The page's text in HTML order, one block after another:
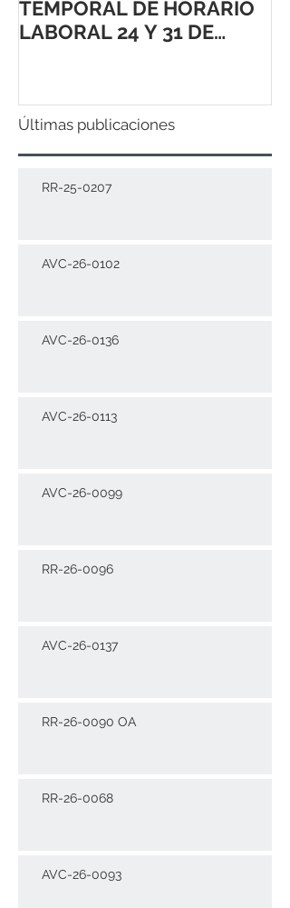
TEMPORAL DE HORARIO
LABORAL 24 Y 31 DE
Últimas publicaciones
RR-25-0207
AVC-26-0102
AVC-26-0136
AVC-26-0113
AVC-26-0099
RR-26-0096
AVC-26-0137
RR-26-0090 OA
RR-26-0068
AVC-26-0093